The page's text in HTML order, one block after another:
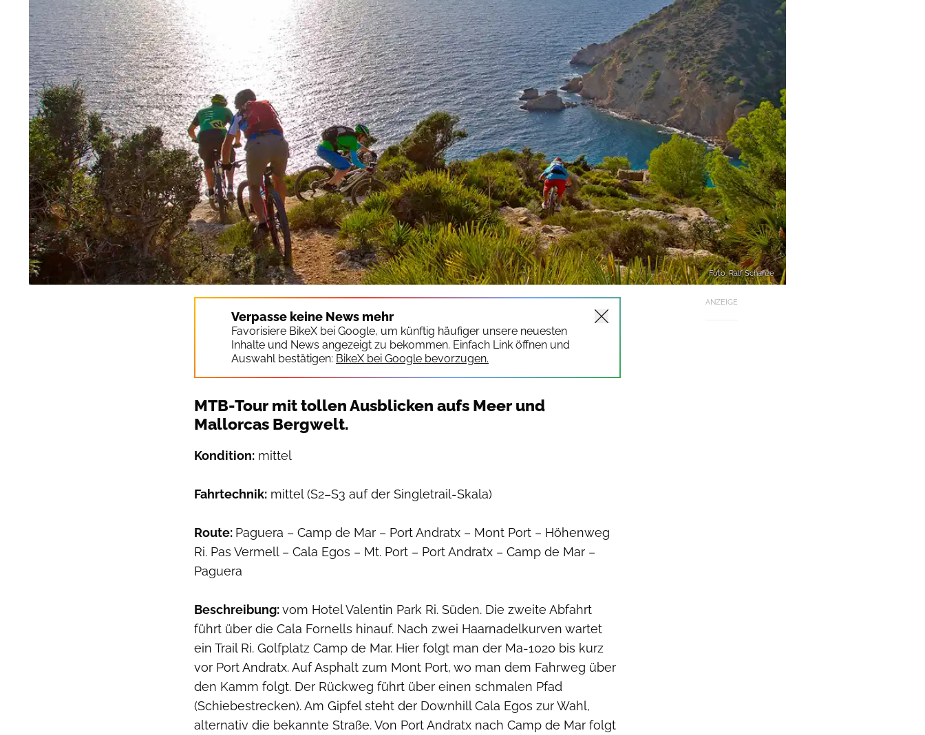
Foto: Ralf Schanze
ANZEIGE
Verpasse keine News mehr
Favorisiere BikeX bei Google, um künftig häufiger unsere neuesten
Inhalte und News angezeigt zu bekommen. Einfach Link öffnen und
Auswahl bestätigen: BikeX bei Google bevorzugen.
MTB-Tour mit tollen Ausblicken aufs Meer und
Mallorcas Bergwelt.
Kondition: mittel
Fahrtechnik: mittel (S2–S3 auf der Singletrail-Skala)
Route: Paguera – Camp de Mar – Port Andratx – Mont Port – Höhenweg
Ri. Pas Vermell – Cala Egos – Mt. Port – Port Andratx – Camp de Mar –
Paguera
Beschreibung:vom Hotel Valentin Park Ri. Süden. Die zweite Abfahrt
führt über die Cala Fornells hinauf. Nach zwei Haarnadelkurven wartet
ein Trail Ri. Golfplatz Camp de Mar. Hier folgt man der Ma-1020 bis kurz
vor Port Andratx. Auf Asphalt zum Mont Port, wo man dem Fahrweg über
den Kamm folgt. Der Rückweg führt über einen schmalen Pfad
(Schiebestrecken). Am Gipfel steht der Downhill Cala Egos zur Wahl,
alternativ die bekannte Straße. Von Port Andratx nach Camp de Mar folgt